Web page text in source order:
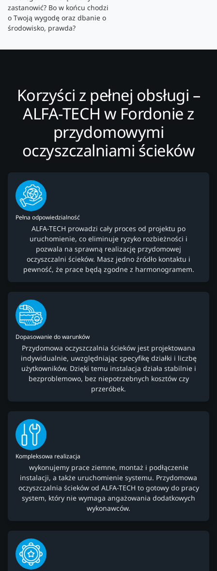
zastanowić? Bo w końcu chodzi
o Twoją wygodę oraz dbanie o
środowisko, prawda?
Korzyści z pełnej obsługi –
ALFA-TECH w Fordonie z
przydomowymi
oczyszczalniami ścieków
Pełna odpowiedzialność
ALFA-TECH prowadzi cały proces od projektu po
uruchomienie, co eliminuje ryzyko rozbieżności i
pozwala na sprawną realizację przydomowej
oczyszczalni ścieków. Masz jedno źródło kontaktu i
pewność, że prace będą zgodne z harmonogramem.
Dopasowanie do warunków
Przydomowa oczyszczalnia ścieków jest projektowana
indywidualnie, uwzględniając specyfikę działki i liczbę
użytkowników. Dzięki temu instalacja działa stabilnie i
bezproblemowo, bez niepotrzebnych kosztów czy
przeróbek.
Kompleksowa realizacja
wykonujemy prace ziemne, montaż i podłączenie
instalacji, a także uruchomienie systemu. Przydomowa
oczyszczalnia ścieków od ALFA-TECH to gotowy do pracy
system, który nie wymaga angażowania dodatkowych
wykonawców.